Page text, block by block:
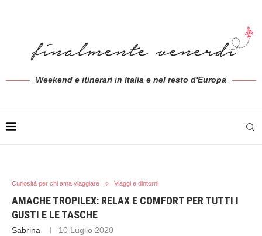
Weekend e itinerari in Italia e nel resto d'Europa
Curiosità per chi ama viaggiare Viaggi e dintorni
AMACHE TROPILEX: RELAX E COMFORT PER TUTTI I
GUSTI E LE TASCHE
Sabrina 10 Luglio 2020